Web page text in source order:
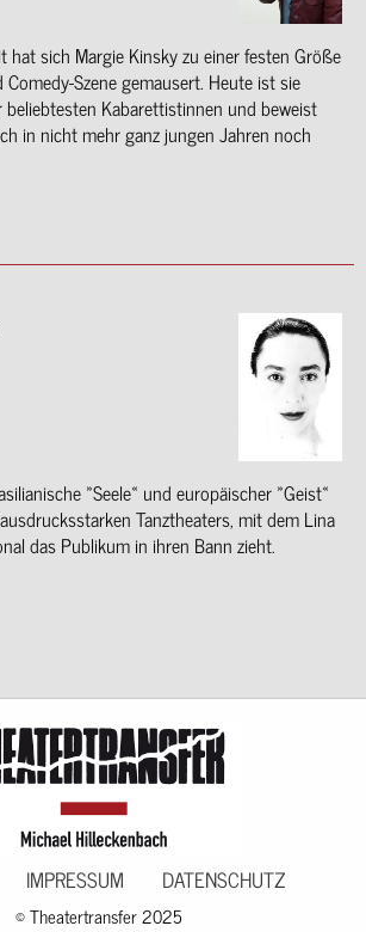
hat sich Margie Kinsky zu einer festen Größe
Szene gemausert. Heute ist sie
beliebtesten Kabarettistinnen und beweist
in nicht mehr ganz jungen Jahren noch
»Seele« und europäischer »Geist«
Tanztheaters, mit dem Lina
das Publikum in ihren Bann zieht.
IMPRESSUM DATENSCHUTZ
© Theatertransfer 2025